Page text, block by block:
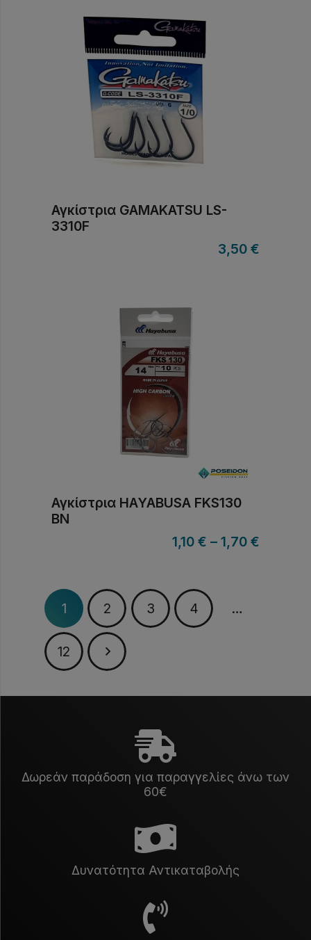
Αγκίστρια GAMAKATSU LS-
3310F
3,50 €
Αγκίστρια HAYABUSA FKS130
BN
1,10 € – 1,70 €
1 2 3 4 …
12
Δωρεάν παράδοση για παραγγελίες άνω των
60€
Δυνατότητα Αντικαταβολής